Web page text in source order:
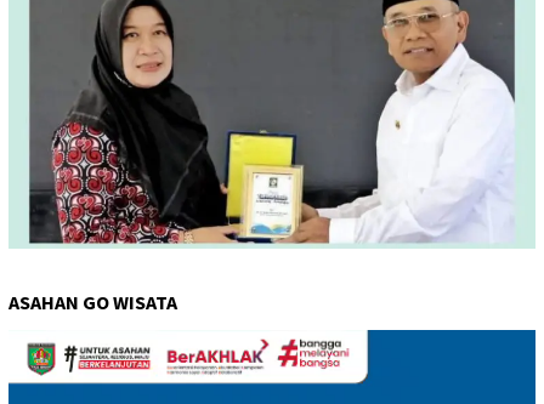
ASAHAN GO WISATA
Pemutar
Video